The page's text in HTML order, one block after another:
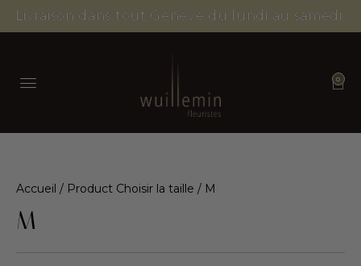
Livraison dans tout Genève du lundi au samedi.
0
Accueil / Product Choisir la taille / M
M